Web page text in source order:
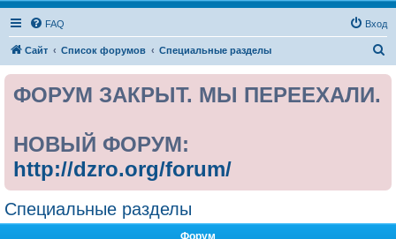
FAQ Вход
Сайт Список форумов Специальные разделы
ФОРУМ ЗАКРЫТ. МЫ ПЕРЕЕХАЛИ.
НОВЫЙ ФОРУМ:
http://dzro.org/forum/
Специальные разделы
Форум